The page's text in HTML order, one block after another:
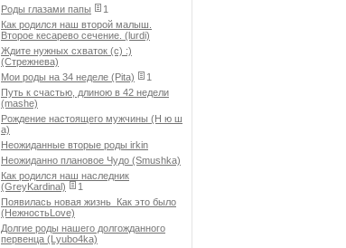
Роды глазами папы
1
Как родился наш второй малыш.
Второе кесарево сечение. (lurdi)
Ждите нужных схваток (с) :)
(Стрежнева)
Мои роды на 34 неделе (Pita)
1
Путь к счастью, длиною в 42 недели
(mashe)
Рождение настоящего мужчины (Н ю ш
а)
Неожиданные вторые роды irkin
Неожиданно плановое Чудо (Smushka)
Как родился наш наследник
(GreyKardinal)
1
Появилась новая жизнь_Как это было
(НежностьLove)
Долгие роды нашего долгожданного
первенца (Lyubo4ka)